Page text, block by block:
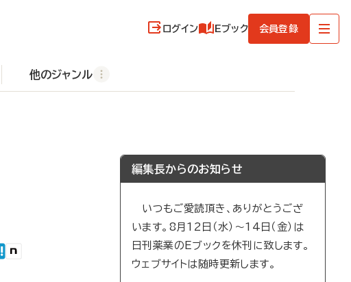
ログイン Eブック 会員登録
他のジャンル
編集長からのお知らせ
いつもご愛読頂き、ありがとうござ
います。8月12日（水）～14日（金）は
日刊薬業のEブックを休刊に致します。
ウェブサイトは随時更新します。